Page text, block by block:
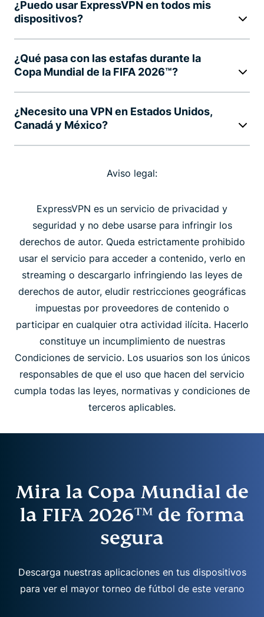
¿Puedo usar ExpressVPN en todos mis
dispositivos?
¿Qué pasa con las estafas durante la
Copa Mundial de la FIFA 2026™?
¿Necesito una VPN en Estados Unidos,
Canadá y México?
Aviso legal:
ExpressVPN es un servicio de privacidad y
seguridad y no debe usarse para infringir los
derechos de autor. Queda estrictamente prohibido
usar el servicio para acceder a contenido, verlo en
streaming o descargarlo infringiendo las leyes de
derechos de autor, eludir restricciones geográficas
impuestas por proveedores de contenido o
participar en cualquier otra actividad ilícita. Hacerlo
constituye un incumplimiento de nuestras
Condiciones de servicio. Los usuarios son los únicos
responsables de que el uso que hacen del servicio
cumpla todas las leyes, normativas y condiciones de
terceros aplicables.
Mira la Copa Mundial de
la FIFA 2026™ de forma
segura
Descarga nuestras aplicaciones en tus dispositivos
para ver el mayor torneo de fútbol de este verano